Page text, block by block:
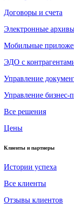
Договоры и счета
Электронные
Мобильные
ЭДО с
Управление
Управление бизнес-
Все решения
Цены
Клиенты и партнеры
Истории успеха
Все клиенты
Отзывы клиентов